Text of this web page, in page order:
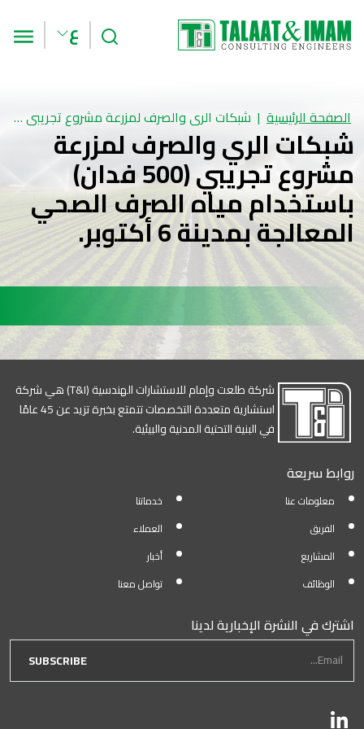
بحث ع
الصفحة الرئيسية شبكات الري والصرف لمزرعة مشروع تجريبي (500 فدان) باستخدام مياه الصرف الصحي المعالجة بمدينة 6 أكتوبر.
شبكات الري والصرف لمزرعة
مشروع تجريبي (500 فدان)
باستخدام مياه الصرف الصحي
المعالجة بمدينة 6 أكتوبر.
شركة طلعت وإمام للاستشارات الهندسية (T&I) هي شركة
استشارية متعددة التخصصات تتمتع بخبرة تزيد عن 45 عامًا
في البنية التحتية المدنية والبيئية.
روابط سريعة
معلومات عنا
خدماتنا
الفريق
العملاء
المشاريع
أخبار
الوظائف
تواصل معنا
اشترك في النشرة الإخبارية لدينا
newsletter form
Email...
SUBSCRIBE
تابعنا